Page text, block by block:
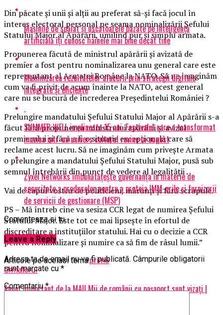
Din păcate şi unii şi alţii au preferat să-şi facă jocul în
interes electoral personal pe seama nominalizării Şefului
Statului Major al Apărării, umilind pur şi simplu armata.
Propunerea făcută de ministrul apărării şi avizată de
premier a fost pentru nominalizarea unu general care este
reprezentant al Armatei Române la NATO. Să ne imaginăm
cum va fi privit de acum înainte la NATO, acest general
care nu se bucură de încrederea Preşedintelui României ?
Prelungire mandatului Şefului Statului Major al Apărării s-a
făcut fără propunerea ministrului apărării şi avizul
premierului şi fără a fi o situaţie excepţională care să
reclame acest lucru. Să ne imaginăm cum priveşte Armata
o prelungire a mandatului Şefului Statului Major, pusă sub
semnul întrebării din punct de vedere al legalităţii .
Vai de capul vostru de politicieni, mărunţi şi fără scrupule.
PS – Mă întreb cine va sesiza CCR legat de numirea Șefului
Statului Major. Este tot ce mai lipseşte în efortul de
discreditare a instituţiilor statului. Hai cu o decizie a CCR
pentru nominalizare şi numire ca să fim de râsul lumii.”
Articole pe aceiasi tema:prima
Urmatorul
Anunț important de la MAI! Mii de românii cu pașaport sunt vizați |
Mașinile de spălat și uscătoarele bazate pe inteligență
artificială îți cunosc hainele mai bine decât tine
Maximizarea rezultatelor afacerii prin strategii digitale
integrate și eficiente
SUMMER WELL implineste 15 ani. Festivalul care a transformat
muzica intr-un univers cultural revine in august
Zyxel Networks îmbunătățește guvernanța în materie de
securitate a produselor pentru a proteja IMM-urile și furnizorii
de servicii de gestionare (MSP)
Comenteaza si tu
Leave a Reply
Adresa ta de email nu va fi publicată. Câmpurile obligatorii
sunt marcate cu *
Comentariu*